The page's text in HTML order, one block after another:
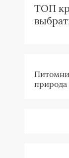
ТОП
природа